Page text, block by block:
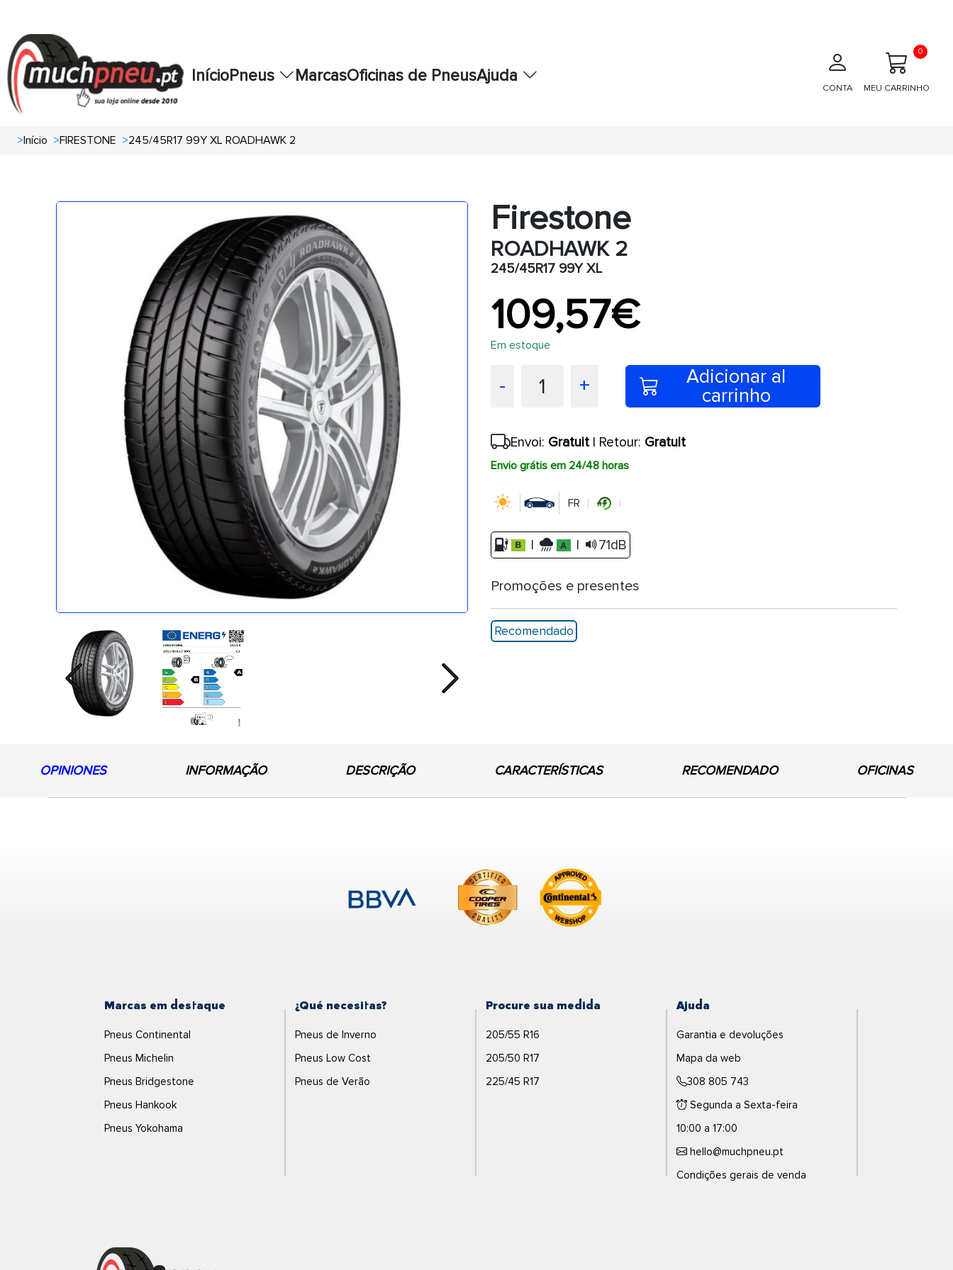
InícioPneus MarcasOficinas de PneusAjuda
CONTA MEU CARRINHO
0
>Início >FIRESTONE >245/45R17 99Y XL ROADHAWK 2
Previous Next
Firestone
ROADHAWK 2
245/45R17 99Y XL
109,57€
Em estoque
- 1 +
Adicionar al
carrinho
Envoi: Gratuit| Retour: Gratuit
Envio grátis em 24/48 horas
FR
| | 71dB
Promoções e presentes
Recomendado
OPINIONES INFORMAÇÃO DESCRIÇÃO CARACTERÍSTICAS RECOMENDADO OFICINAS
Marcas em destaque
Pneus Continental
Pneus Michelin
Pneus Bridgestone
Pneus Hankook
Pneus Yokohama
¿Qué necesitas?
Pneus de Inverno
Pneus Low Cost
Pneus de Verão
Procure sua medida
205/55 R16
205/50 R17
225/45 R17
Ajuda
Garantia e devoluções
Mapa da web
308 805 743
Segunda a Sexta-feira
10:00 a 17:00
hello@muchpneu.pt
Condições gerais de venda